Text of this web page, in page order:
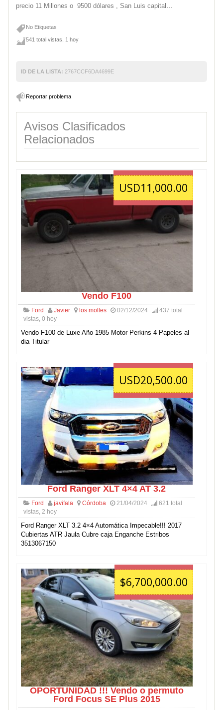
precio 11 Millones o 9500 dólares , San Luis capital…
No Etiquetas
541 total vistas, 1 hoy
ID DE LA LISTA: 2767CCF6DA4699E
Reportar problema
Avisos Clasificados
Relacionados
USD11,000.00
Vendo F100
Ford Javier los molles 02/12/2024
437 total
vistas, 0 hoy
Vendo F100 de Luxe Año 1985 Motor Perkins 4 Papeles al
dia Titular
USD20,500.00
Ford Ranger XLT 4×4 AT 3.2
Ford javifala Córdoba 21/04/2024
621 total
vistas, 2 hoy
Ford Ranger XLT 3.2 4×4 Automática Impecable!!! 2017
Cubiertas ATR Jaula Cubre caja Enganche Estribos
3513067150
$6,700,000.00
OPORTUNIDAD !!! Vendo o permuto
Ford Focus SE Plus 2015